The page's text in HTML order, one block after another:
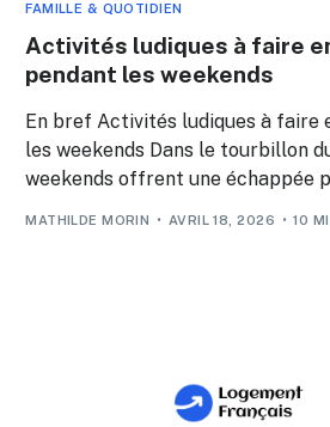
FAMILLE & QUOTIDIEN
Activités ludiques à faire
pendant les weekends
En bref Activités ludiques à faire
les weekends Dans le tourbillon
weekends offrent une échappée
MATHILDE MORIN AVRIL 18, 2026 10